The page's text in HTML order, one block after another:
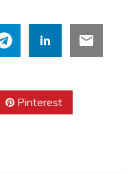
Pinterest